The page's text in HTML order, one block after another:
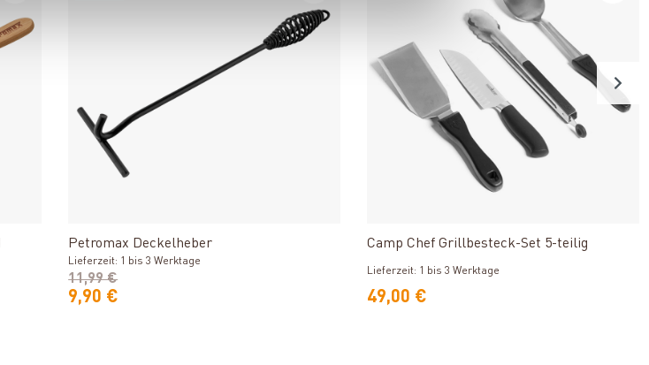
Petromax Deckelheber
Lieferzeit: 1 bis 3 Werktage
9,90 €
11,99 €
Camp Chef Grillbesteck-Set 5-teilig
Lieferzeit: 1 bis 3 Werktage
49,00 €